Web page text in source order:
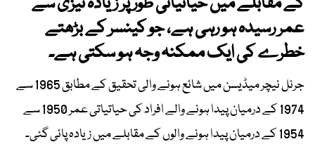
عمر رسیدہ ہو رہی ہے، جو کینسر کے بڑھتے
خطرے کی ایک ممکنہ وجہ ہو سکتی ہے۔
جرنل نیچر میڈیسن میں شائع ہونے والی تحقیق کے مطابق 1965 سے
1974 کے درمیان پیدا ہونے والے افراد کی حیاتیاتی عمر 1950 سے
1954 کے درمیان پیدا ہونے والوں کے مقابلے میں زیادہ پائی گئی۔